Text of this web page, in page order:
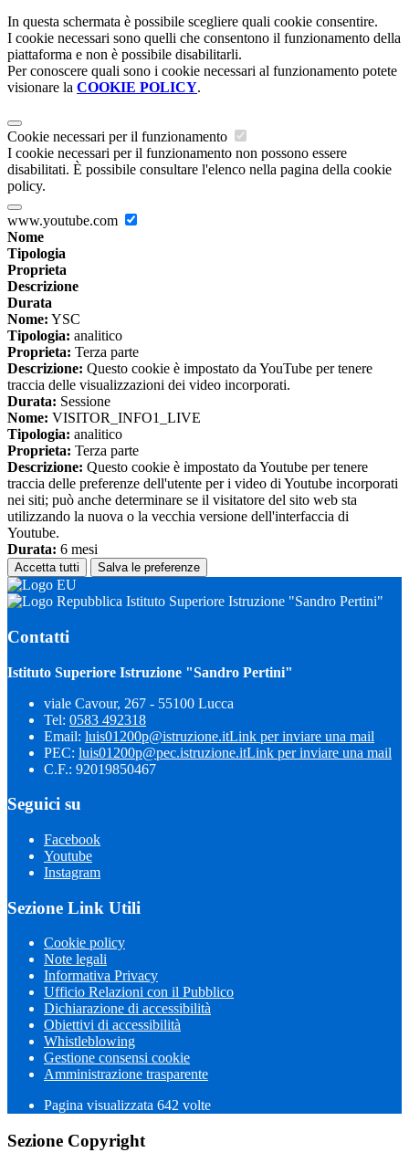
In questa schermata è possibile scegliere quali cookie consentire.
I cookie necessari sono quelli che consentono il funzionamento della
piattaforma e non è possibile disabilitarli.
Per conoscere quali sono i cookie necessari al funzionamento potete
visionare la COOKIE POLICY.
Cookie necessari per il funzionamento
I cookie necessari per il funzionamento non possono essere
disabilitati. È possibile consultare l'elenco nella pagina della cookie
policy.
www.youtube.com
Nome
Tipologia
Proprieta
Descrizione
Durata
Nome: YSC
Tipologia: analitico
Proprieta: Terza parte
Descrizione: Questo cookie è impostato da YouTube per tenere
traccia delle visualizzazioni dei video incorporati.
Durata: Sessione
Nome: VISITOR_INFO1_LIVE
Tipologia: analitico
Proprieta: Terza parte
Descrizione: Questo cookie è impostato da Youtube per tenere
traccia delle preferenze dell'utente per i video di Youtube incorporati
nei siti; può anche determinare se il visitatore del sito web sta
utilizzando la nuova o la vecchia versione dell'interfaccia di
Youtube.
Durata: 6 mesi
Accetta tutti Salva le preferenze
Istituto Superiore Istruzione "Sandro Pertini"
Contatti
Istituto Superiore Istruzione "Sandro Pertini"
viale Cavour, 267 - 55100 Lucca
Tel: 0583 492318
Email: luis01200p@istruzione.itLink per inviare una mail
PEC: luis01200p@pec.istruzione.itLink per inviare una mail
C.F.: 92019850467
Seguici su
Facebook
Youtube
Instagram
Sezione Link Utili
Cookie policy
Note legali
Informativa Privacy
Ufficio Relazioni con il Pubblico
Dichiarazione di accessibilità
Obiettivi di accessibilità
Whistleblowing
Gestione consensi cookie
Amministrazione trasparente
Pagina visualizzata 642 volte
Sezione Copyright